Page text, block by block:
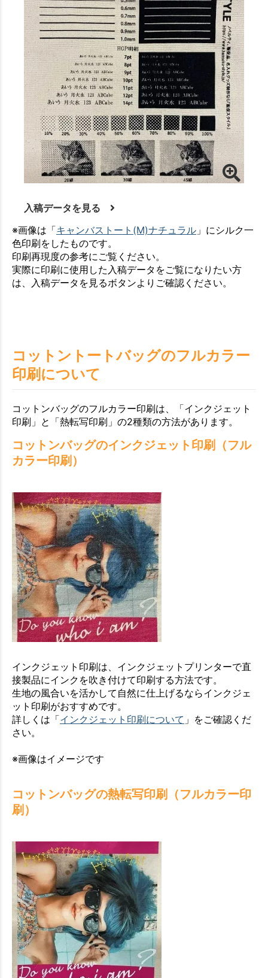
入稿データを見る
※画像は「キャンバストート(M)ナチュラル 」にシルク一
色印刷をしたものです。
印刷再現度の参考にご覧ください。
実際に印刷に使用した入稿データをご覧になりたい方
は、入稿データを見るボタンよりご確認ください。
コットントートバッグのフルカラー
印刷について
コットンバッグのフルカラー印刷は、「インクジェット
印刷」と「熱転写印刷」の2種類の方法があります。
コットンバッグのインクジェット印刷（フル
カラー印刷）
インクジェット印刷は、インクジェットプリンターで直
接製品にインクを吹き付けて印刷する方法です。
生地の風合いを活かして自然に仕上げるならインクジェ
ット印刷がおすすめです。
詳しくは「インクジェット印刷について 」をご確認くだ
さい。
※画像はイメージです
コットンバッグの熱転写印刷（フルカラー印
刷）